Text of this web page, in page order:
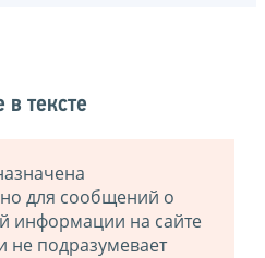
тексте
для сообщений о
информации на сайте
не подразумевает